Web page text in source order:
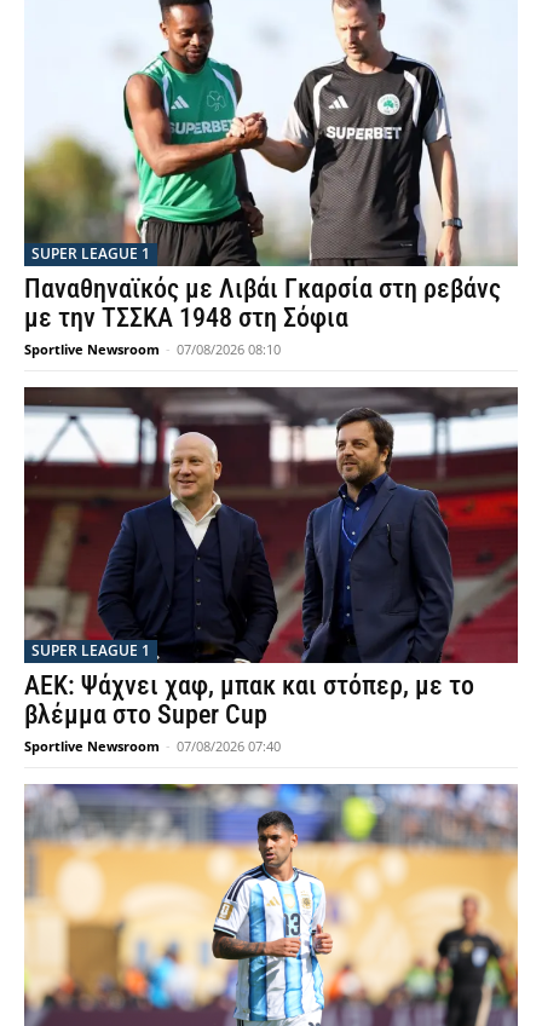
SUPER LEAGUE 1
Παναθηναϊκός με Λιβάι Γκαρσία στη ρεβάνς
με την ΤΣΣΚΑ 1948 στη Σόφια
Sportlive Newsroom - 07/08/2026 08:10
SUPER LEAGUE 1
ΑΕΚ: Ψάχνει χαφ, μπακ και στόπερ, με το
βλέμμα στο Super Cup
Sportlive Newsroom - 07/08/2026 07:40